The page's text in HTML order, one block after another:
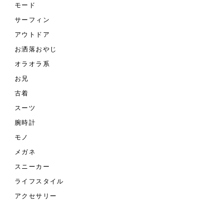
モード
サーフィン
アウトドア
お洒落おやじ
オラオラ系
お兄
古着
スーツ
腕時計
モノ
メガネ
スニーカー
ライフスタイル
アクセサリー